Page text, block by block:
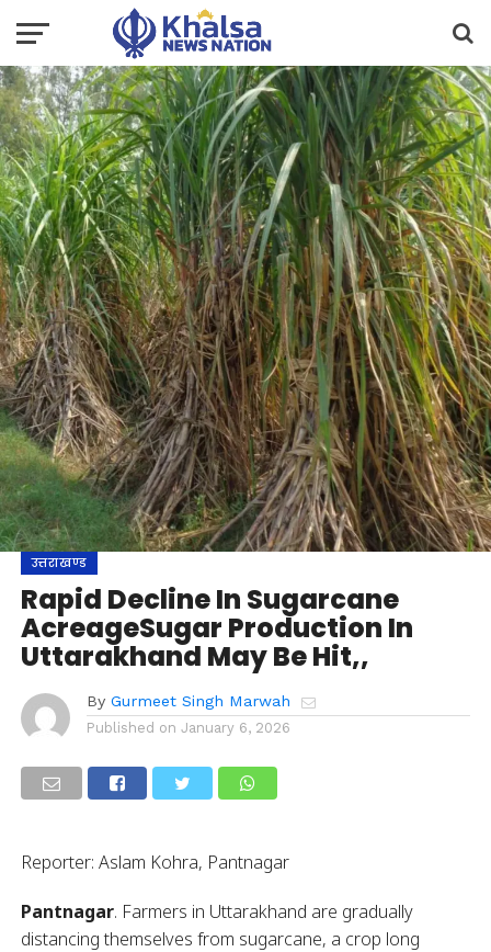
उत्तराखण्ड
Rapid Decline In Sugarcane
AcreageSugar Production In
Uttarakhand May Be Hit,,
By Gurmeet Singh Marwah
Published on January 6, 2026
Reporter: Aslam Kohra, Pantnagar
Pantnagar. Farmers in Uttarakhand are gradually
distancing themselves from sugarcane, a crop long